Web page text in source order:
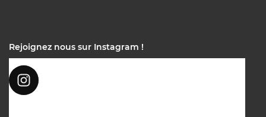
Rejoignez nous sur Instagram !